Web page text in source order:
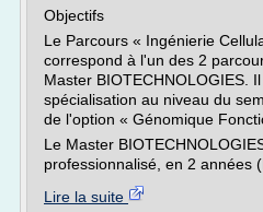
Objectifs
Le Parcours « Ingénierie
correspond à l'un des 2
Master BIOTECHNOLOGIES.
spécialisation au niveau du
de l'option « Génomique
Le Master
professionnalisé, en 2 années
Lire la suite